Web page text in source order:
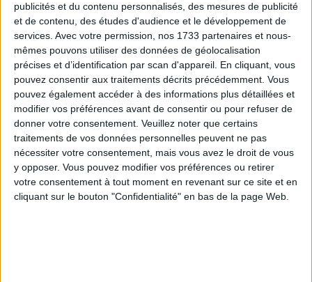
publicités et du contenu personnalisés, des mesures de publicité
et de contenu, des études d'audience et le développement de
services. Avec votre permission, nos 1733 partenaires et nous-
mêmes pouvons utiliser des données de géolocalisation
précises et d’identification par scan d'appareil. En cliquant, vous
pouvez consentir aux traitements décrits précédemment. Vous
pouvez également accéder à des informations plus détaillées et
modifier vos préférences avant de consentir ou pour refuser de
donner votre consentement. Veuillez noter que certains
traitements de vos données personnelles peuvent ne pas
nécessiter votre consentement, mais vous avez le droit de vous
y opposer. Vous pouvez modifier vos préférences ou retirer
votre consentement à tout moment en revenant sur ce site et en
cliquant sur le bouton "Confidentialité" en bas de la page Web.
Vendredi: 08:30–16:30
Fermée le Samedi et Dimanche
Une présence étendue pour une proximité avec les
jeunes
La Mission Locale du Sud Ouest Lyonnais étend son
accueil sur plusieurs communes, garantissant ainsi une
proximité et une accessibilité optimales pour les jeunes
résidant dans ces zones :